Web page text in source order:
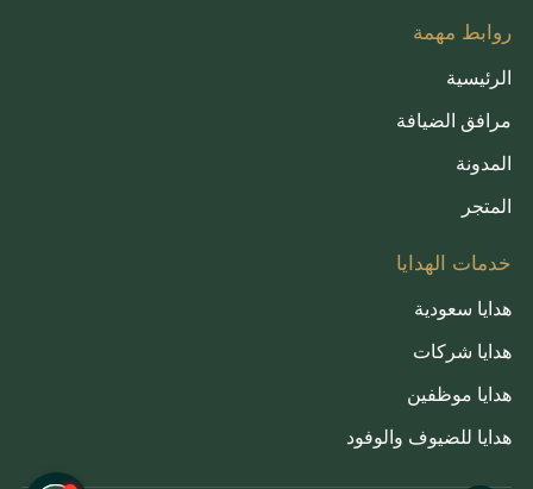
روابط مهمة
الرئيسية
مرافق الضيافة
المدونة
المتجر
خدمات الهدايا
هدايا سعودية
هدايا شركات
هدايا موظفين
هدايا للضيوف والوفود
French